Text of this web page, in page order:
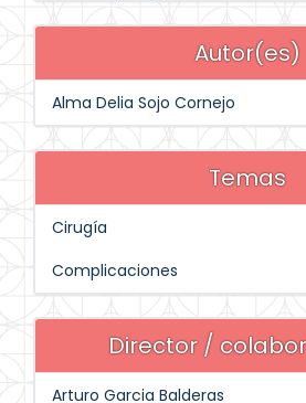
Autor(es)
Alma Delia Sojo Cornejo
Temas
Cirugía
Complicaciones
Director /
Arturo Garcia Balderas